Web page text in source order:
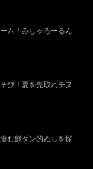
ム！みしゃろーるん
び！夏を先取れチヌ
む髭ダン的ぬしを探